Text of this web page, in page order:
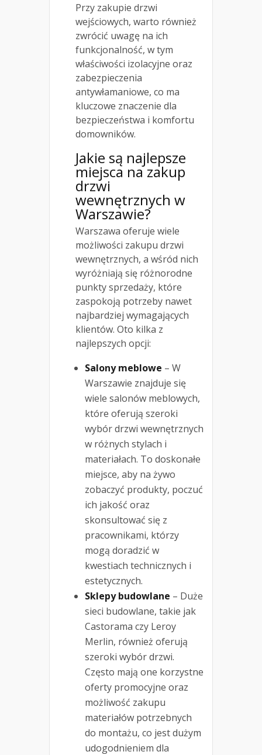
Przy zakupie drzwi
wejściowych, warto również
zwrócić uwagę na ich
funkcjonalność, w tym
właściwości izolacyjne oraz
zabezpieczenia
antywłamaniowe, co ma
kluczowe znaczenie dla
bezpieczeństwa i komfortu
domowników.
Jakie są najlepsze
miejsca na zakup
drzwi
wewnętrznych w
Warszawie?
Warszawa oferuje wiele
możliwości zakupu drzwi
wewnętrznych, a wśród nich
wyróżniają się różnorodne
punkty sprzedaży, które
zaspokoją potrzeby nawet
najbardziej wymagających
klientów. Oto kilka z
najlepszych opcji:
Salony meblowe – W
Warszawie znajduje się
wiele salonów meblowych,
które oferują szeroki
wybór drzwi wewnętrznych
w różnych stylach i
materiałach. To doskonałe
miejsce, aby na żywo
zobaczyć produkty, poczuć
ich jakość oraz
skonsultować się z
pracownikami, którzy
mogą doradzić w
kwestiach technicznych i
estetycznych.
Sklepy budowlane – Duże
sieci budowlane, takie jak
Castorama czy Leroy
Merlin, również oferują
szeroki wybór drzwi.
Często mają one korzystne
oferty promocyjne oraz
możliwość zakupu
materiałów potrzebnych
do montażu, co jest dużym
udogodnieniem dla